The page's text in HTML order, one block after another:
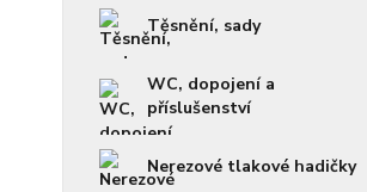
Těsnění, sady
WC, dopojení a
příslušenství
Nerezové tlakové hadičky